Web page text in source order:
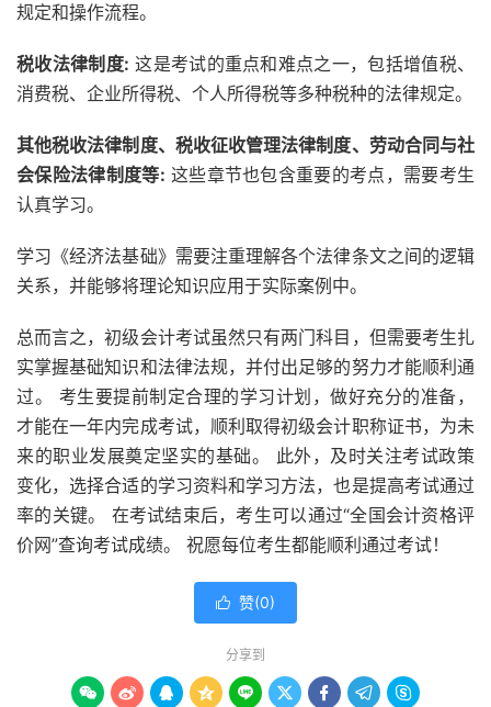
规定和操作流程。
税收法律制度: 这是考试的重点和难点之一，包括增值税、
消费税、企业所得税、个人所得税等多种税种的法律规定。
其他税收法律制度、税收征收管理法律制度、劳动合同与社
会保险法律制度等: 这些章节也包含重要的考点，需要考生
认真学习。
学习《经济法基础》需要注重理解各个法律条文之间的逻辑
关系，并能够将理论知识应用于实际案例中。
总而言之，初级会计考试虽然只有两门科目，但需要考生扎
实掌握基础知识和法律法规，并付出足够的努力才能顺利通
过。 考生要提前制定合理的学习计划，做好充分的准备，
才能在一年内完成考试，顺利取得初级会计职称证书，为未
来的职业发展奠定坚实的基础。 此外，及时关注考试政策
变化，选择合适的学习资料和学习方法，也是提高考试通过
率的关键。 在考试结束后，考生可以通过“全国会计资格评
价网”查询考试成绩。 祝愿每位考生都能顺利通过考试！
 赞(0)
分享到
        